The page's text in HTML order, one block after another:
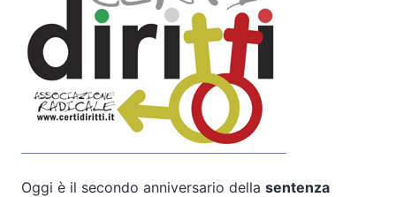
Oggi è il secondo anniversario della sentenza